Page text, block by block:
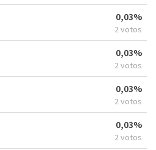
0,03%
2 votos
0,03%
2 votos
0,03%
2 votos
0,03%
2 votos